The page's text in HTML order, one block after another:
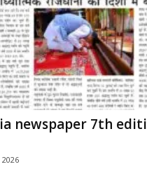
newspaper 7th